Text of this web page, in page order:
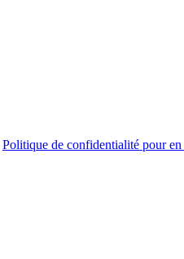
Politique de confidentialité pour en